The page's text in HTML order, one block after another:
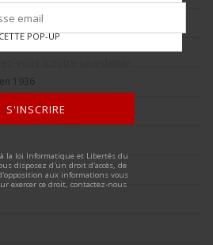
S'INSCRIRE
la loi Informatique et Libertés du
disposez d'un droit d'accès, de
aux informations vous
exercer ce droit, contactez-nous
POP-UP
1936